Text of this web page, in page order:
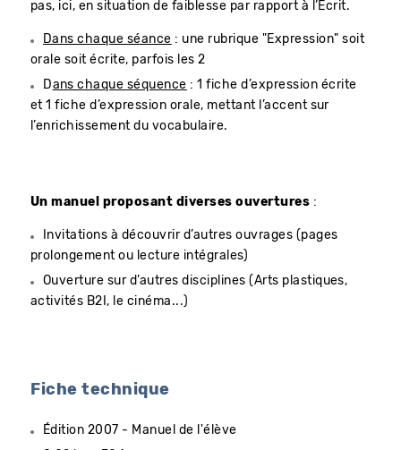
pas, ici, en situation de faiblesse par rapport à l’Écrit.
Dans chaque séance : une rubrique "Expression" soit
orale soit écrite, parfois les 2
Dans chaque séquence : 1 fiche d’expression écrite
et 1 fiche d’expression orale, mettant l’accent sur
l’enrichissement du vocabulaire.
Un manuel proposant diverses ouvertures :
Invitations à découvrir d’autres ouvrages (pages
prolongement ou lecture intégrales)
Ouverture sur d’autres disciplines (Arts plastiques,
activités B2I, le cinéma...)
Fiche technique
Édition 2007 - Manuel de l'élève